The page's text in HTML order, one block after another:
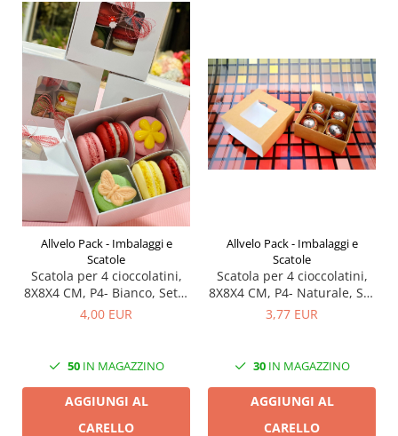
Allvelo Pack - Imbalaggi e
Scatole
Scatola per 4 cioccolatini,
8X8X4 CM, P4- Bianco, Set 5
Pezzi
4,00 EUR
50IN MAGAZZINO
AGGIUNGI AL
CARELLO
Allvelo Pack - Imbalaggi e
Scatole
Scatola per 4 cioccolatini,
8X8X4 CM, P4- Naturale, Set
5 Pezzi
3,77 EUR
30IN MAGAZZINO
AGGIUNGI AL
CARELLO